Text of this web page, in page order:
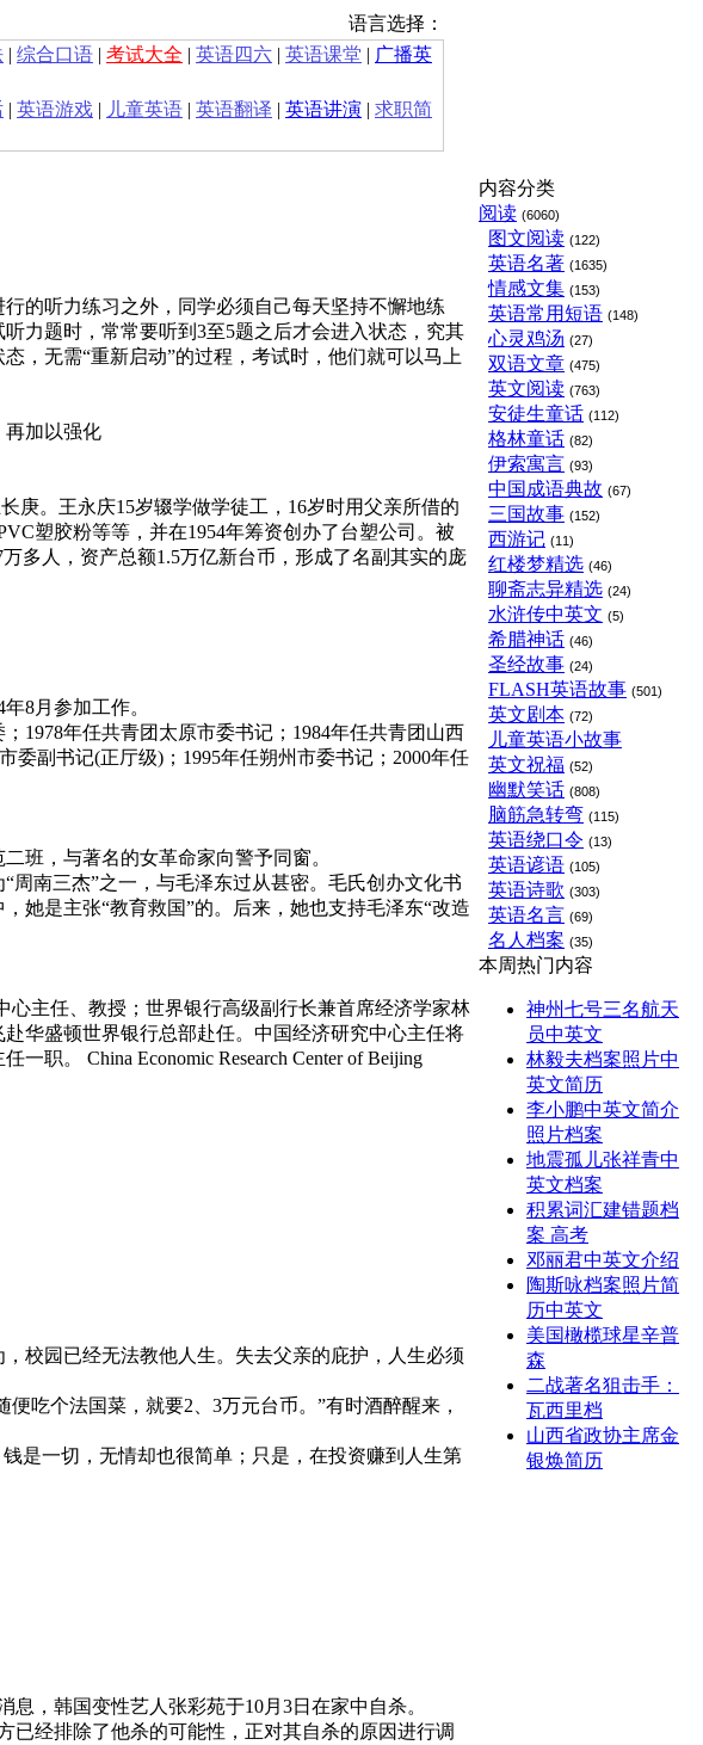
语言选择：
| 综合口语 | 考试大全 | 英语四六 | 英语课堂 | 广播英
| 英语游戏 | 儿童英语 | 英语翻译 | 英语讲演 | 求职简
的听力练习之外，同学必须自己每天坚持不懈地练
力题时，常常要听到3至5题之后才会进入状态，究其
，无需“重新启动”的过程，考试时，他们就可以马上
再加以强化
庚。王永庆15岁辍学做学徒工，16岁时用父亲所借的
塑胶粉等等，并在1954年筹资创办了台塑公司。被
多人，资产总额1.5万亿新台币，形成了名副其实的庞
8月参加工作。
年任共青团太原市委书记；1984年任共青团山西
委副书记(正厅级)；1995年任朔州市委书记；2000年任
班，与著名的女革命家向警予同窗。
南三杰”之一，与毛泽东过从甚密。毛氏创办文化书
她是主张“教育救国”的。后来，她也支持毛泽东“改造
主任、教授；世界银行高级副行长兼首席经济学家林
华盛顿世界银行总部赴任。中国经济研究中心主任将
职。 China Economic Research Center of Beijing
校园已经无法教他人生。失去父亲的庇护，人生必须
吃个法国菜，就要2、3万元台币。”有时酒醉醒来，
是一切，无情却也很简单；只是，在投资赚到人生第
，韩国变性艺人张彩苑于10月3日在家中自杀。
经排除了他杀的可能性，正对其自杀的原因进行调
内容分类
阅读 (6060)
图文阅读 (122)
英语名著 (1635)
情感文集 (153)
英语常用短语 (148)
心灵鸡汤 (27)
双语文章 (475)
英文阅读 (763)
安徒生童话 (112)
格林童话 (82)
伊索寓言 (93)
中国成语典故 (67)
三国故事 (152)
西游记 (11)
红楼梦精选 (46)
聊斋志异精选 (24)
水浒传中英文 (5)
希腊神话 (46)
圣经故事 (24)
FLASH英语故事 (501)
英文剧本 (72)
儿童英语小故事
英文祝福 (52)
幽默笑话 (808)
脑筋急转弯 (115)
英语绕口令 (13)
英语谚语 (105)
英语诗歌 (303)
英语名言 (69)
名人档案 (35)
本周热门内容
神州七号三名航天
员中英文
林毅夫档案照片中
英文简历
李小鹏中英文简介
照片档案
地震孤儿张祥青中
英文档案
积累词汇建错题档
案 高考
邓丽君中英文介绍
陶斯咏档案照片简
历中英文
美国橄榄球星辛普
森
二战著名狙击手：
瓦西里档
山西省政协主席金
银焕简历